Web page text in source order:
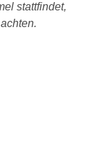
stattfindet,